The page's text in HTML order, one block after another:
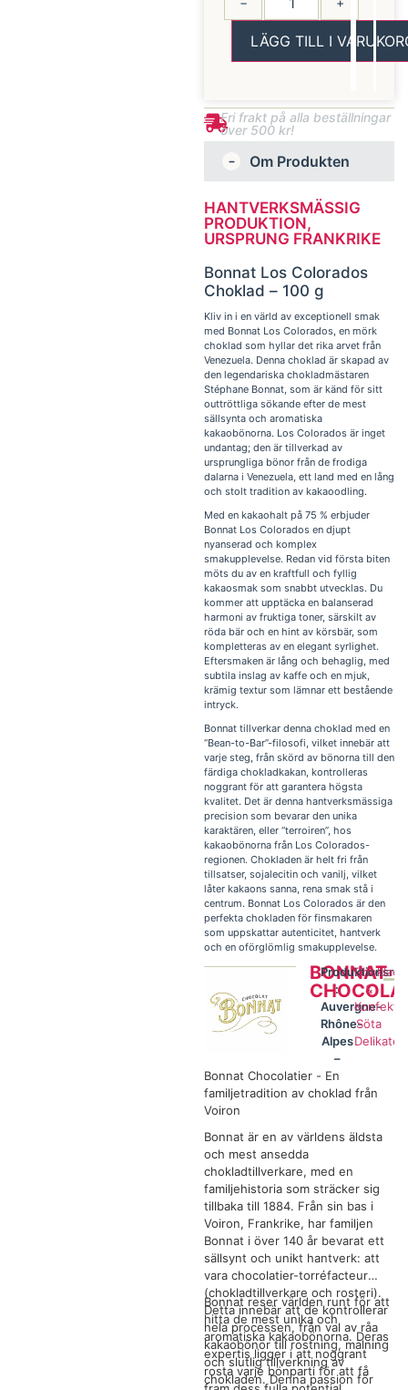
LÄGG TILL I
Fri frakt på alla beställningar
över 500 kr!
Om Produkten
HANTVERKSMÄSSIG
PRODUKTION,
URSPRUNG FRANKRIKE
Bonnat Los Colorados
Choklad – 100 g
Kliv in i en värld av exceptionell smak
med Bonnat Los Colorados, en mörk
choklad som hyllar det rika arvet från
Venezuela. Denna choklad är skapad av
den legendariska chokladmästaren
Stéphane Bonnat, som är känd för sitt
outtröttliga sökande efter de mest
sällsynta och aromatiska
kakaobönorna. Los Colorados är inget
undantag; den är tillverkad av
ursprungliga bönor från de frodiga
dalarna i Venezuela, ett land med en lång
och stolt tradition av kakaoodling.
Med en kakaohalt på 75 % erbjuder
Bonnat Los Colorados en djupt
nyanserad och komplex
smakupplevelse. Redan vid första biten
möts du av en kraftfull och fyllig
kakaosmak som snabbt utvecklas. Du
kommer att upptäcka en balanserad
harmoni av fruktiga toner, särskilt av
röda bär och en hint av körsbär, som
kompletteras av en elegant syrlighet.
Eftersmaken är lång och behaglig, med
subtila inslag av kaffe och en mjuk,
krämig textur som lämnar ett bestående
intryck.
Bonnat tillverkar denna choklad med en
“Bean-to-Bar”-filosofi, vilket innebär att
varje steg, från skörd av bönorna till den
färdiga chokladkakan, kontrolleras
noggrant för att garantera högsta
kvalitet. Det är denna hantverksmässiga
precision som bevarar den unika
karaktären, eller “terroiren”, hos
kakaobönorna från Los Colorados-
regionen. Chokladen är helt fri från
tillsatser, sojalecitin och vanilj, vilket
låter kakaons sanna, rena smak stå i
centrum. Bonnat Los Colorados är den
perfekta chokladen för finsmakaren
som uppskattar autenticitet, hantverk
och en oförglömlig smakupplevelse.
BONNAT
:
Auvergne-
Rhône-
Alpes
–
Choklad
&
Konfektyr
Söta
Bonnat Chocolatier - En
familjetradition av choklad från
Voiron
Bonnat är en av världens äldsta
och mest ansedda
chokladtillverkare, med en
familjehistoria som sträcker sig
tillbaka till 1884. Från sin bas i
Voiron, Frankrike, har familjen
Bonnat i över 140 år bevarat ett
sällsynt och unikt hantverk: att
vara chocolatier-torréfacteur
(chokladtillverkare och rosteri).
Detta innebär att de kontrollerar
hela processen, från val av råa
kakaobönor till rostning, malning
och slutlig tillverkning av
chokladen. Denna passion för
Bonnat reser världen runt för att
hitta de mest unika och
aromatiska kakaobönorna. Deras
expertis ligger i att noggrant
rosta varje bönparti för att få